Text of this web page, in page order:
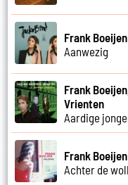
Frank
Aanwezig
Frank
Vrienten
Aardige
Frank Boeijen
Achter de